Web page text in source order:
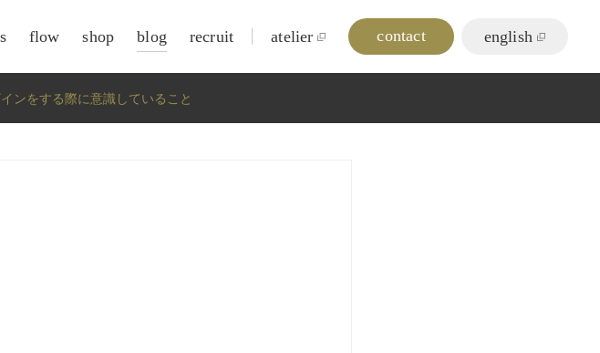
flow shop blog recruit atelier contact english
ンをする際に意識していること